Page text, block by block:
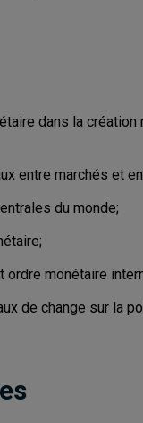
dans la
entre marchés et
du monde;
monétaire
de change sur la